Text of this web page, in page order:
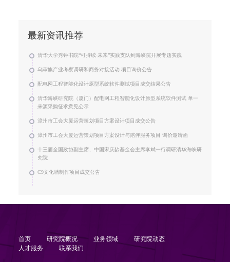
最新资讯推荐
清华大学秀钟书院“可持续·未来”实践支队到海峡院开展专题实践
乌审旗产业考察调研和商务对接活动 项目询价公告
配电网工程智能化设计原型系统软件测试项目成交结果公告
清华海峡研究院（厦门）配电网工程智能化设计原型系统软件测试 单一
来源采购征求意见公示
漳州市工会大厦运营策划项目方案设计项目成交公告
漳州市工会大厦运营策划项目方案设计与陪伴服务项目 询价邀请函
十三届全国政协副主席、中国宋庆龄基金会主席李斌一行调研清华海峡研
究院
C9文化墙制作项目成交公告
首页 研究院概况 业务领域
研究院动态
人才服务
联系我们